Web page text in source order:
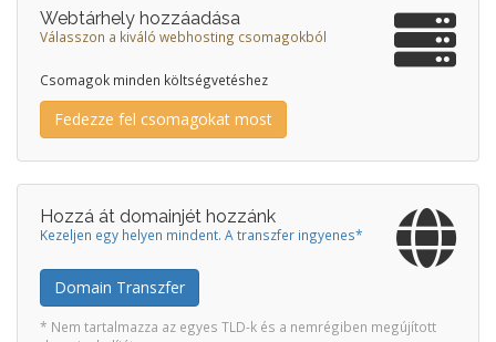
Webtárhely hozzáadása
Válasszon a kiváló webhosting csomagokból
Csomagok minden költségvetéshez
Fedezze fel csomagokat most
Hozzá át domainjét hozzánk
Kezeljen egy helyen mindent. A transzfer ingyenes*
Domain Transzfer
* Nem tartalmazza az egyes TLD-k és a nemrégiben megújított